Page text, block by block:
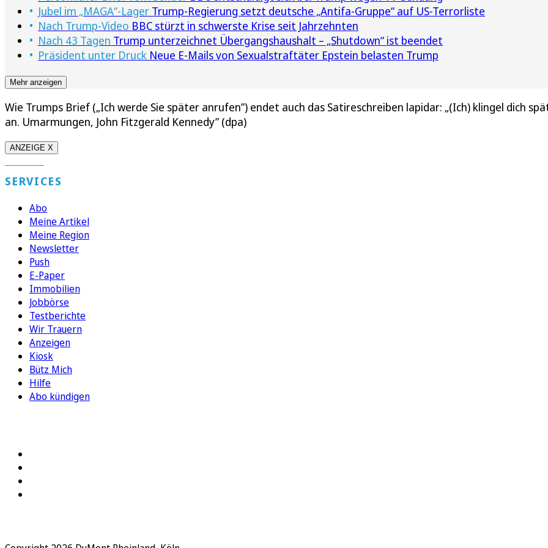
Jubel im „MAGA“-Lager Trump-Regierung setzt deutsche „Antifa-Gruppe“ auf US-Terrorliste
Nach Trump-Video BBC stürzt in schwerste Krise seit Jahrzehnten
Nach 43 Tagen Trump unterzeichnet Übergangshaushalt – „Shutdown“ ist beendet
Präsident unter Druck Neue E-Mails von Sexualstraftäter Epstein belasten Trump
Mehr anzeigen
Wie Trumps Brief („Ich werde Sie später anrufen”) endet auch das Satireschreiben lapidar: „(Ich) klingel dich
an. Umarmungen, John Fitzgerald Kennedy” (dpa)
ANZEIGE X
SERVICES
Abo
Meine Artikel
Meine Region
Newsletter
Push
E-Paper
Immobilien
Jobbörse
Testberichte
Wir Trauern
Anzeigen
Kiosk
Bütz Mich
Hilfe
Abo kündigen